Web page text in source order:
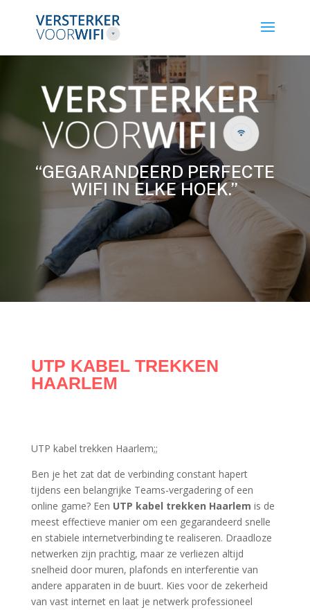
“GEGARANDEERD PERFECTE
WIFI IN ELKE HOEK.”
UTP KABEL TREKKEN
HAARLEM
UTP kabel trekken Haarlem;;
Ben je het zat dat de verbinding constant hapert
tijdens een belangrijke Teams-vergadering of een
online game? Een UTP kabel trekken Haarlem is de
meest effectieve manier om een gegarandeerd snelle
en stabiele internetverbinding te realiseren. Draadloze
netwerken zijn prachtig, maar ze verliezen altijd
snelheid door muren, plafonds en interferentie van
andere apparaten in de buurt. Kies voor de zekerheid
van vast internet en laat je netwerk professioneel